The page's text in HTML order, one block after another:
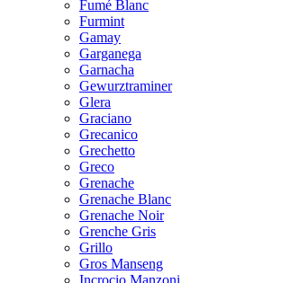
Fumé Blanc
Furmint
Gamay
Garganega
Garnacha
Gewurztraminer
Glera
Graciano
Grecanico
Grechetto
Greco
Grenache
Grenache Blanc
Grenache Noir
Grenche Gris
Grillo
Gros Manseng
Incrocio Manzoni